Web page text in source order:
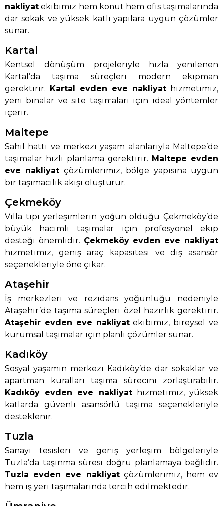
nakliyat ekibimiz hem konut hem ofis taşımalarında
dar sokak ve yüksek katlı yapılara uygun çözümler
sunar.
Kartal
Kentsel dönüşüm projeleriyle hızla yenilenen
Kartal’da taşıma süreçleri modern ekipman
gerektirir. Kartal evden eve nakliyathizmetimiz,
yeni binalar ve site taşımaları için ideal yöntemler
içerir.
Maltepe
Sahil hattı ve merkezi yaşam alanlarıyla Maltepe’de
taşımalar hızlı planlama gerektirir. Maltepe evden
eve nakliyat çözümlerimiz, bölge yapısına uygun
bir taşımacılık akışı oluşturur.
Çekmeköy
Villa tipi yerleşimlerin yoğun olduğu Çekmeköy’de
büyük hacimli taşımalar için profesyonel ekip
desteği önemlidir. Çekmeköy evden eve nakliyat
hizmetimiz, geniş araç kapasitesi ve dış asansör
seçenekleriyle öne çıkar.
Ataşehir
İş merkezleri ve rezidans yoğunluğu nedeniyle
Ataşehir’de taşıma süreçleri özel hazırlık gerektirir.
Ataşehir evden eve nakliyatekibimiz, bireysel ve
kurumsal taşımalar için planlı çözümler sunar.
Kadıköy
Sosyal yaşamın merkezi Kadıköy’de dar sokaklar ve
apartman kuralları taşıma sürecini zorlaştırabilir.
Kadıköy evden eve nakliyathizmetimiz, yüksek
katlarda güvenli asansörlü taşıma seçenekleriyle
desteklenir.
Tuzla
Sanayi tesisleri ve geniş yerleşim bölgeleriyle
Tuzla’da taşınma süresi doğru planlamaya bağlıdır.
Tuzla evden eve nakliyatçözümlerimiz, hem ev
hem iş yeri taşımalarında tercih edilmektedir.